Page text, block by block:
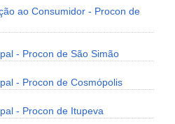
ao Consumidor - Procon de
- Procon de São Simão
- Procon de Cosmópolis
- Procon de Itupeva